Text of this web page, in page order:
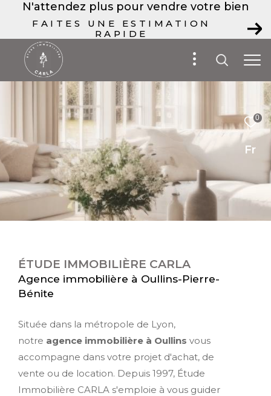
N'attendez plus pour vendre votre bien
FAITES UNE ESTIMATION
RAPIDE
0
Fr
ÉTUDE IMMOBILIÈRE CARLA
Agence immobilière à Oullins-Pierre-
Bénite
Située dans la métropole de Lyon,
notre agence immobilière à Oullins vous
accompagne dans votre projet d'achat, de
vente ou de location. Depuis 1997, Étude
Immobilière CARLA s'emploie à vous guider